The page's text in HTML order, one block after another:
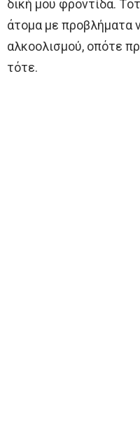
δική μου φροντίδα.
άτομα με προβλήματα
αλκοολισμού, οπότε
τότε.